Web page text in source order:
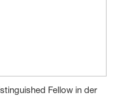
Fellow in der